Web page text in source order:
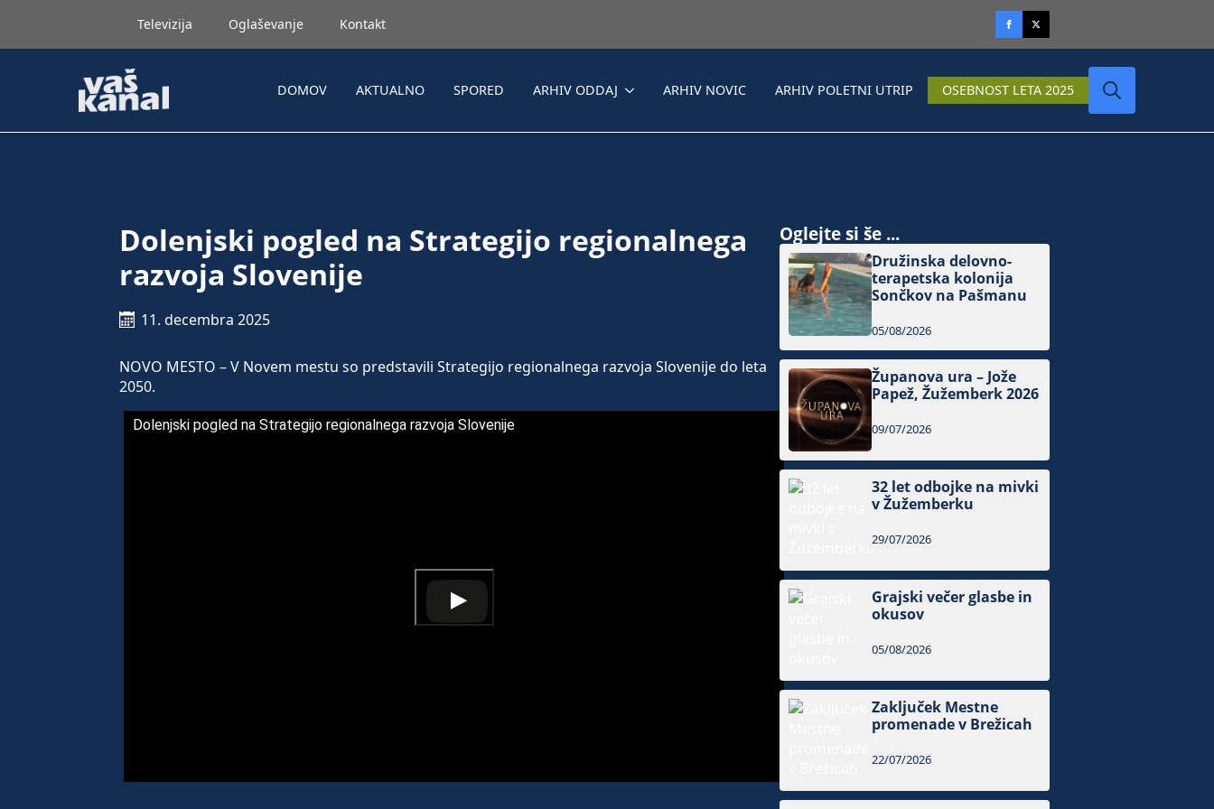
Televizija Oglaševanje Kontakt
DOMOV AKTUALNO SPORED ARHIV ODDAJ ARHIV NOVIC ARHIV POLETNI UTRIP OSEBNOST LETA 2025
Dolenjski pogled na Strategijo regionalnega
razvoja Slovenije
11. decembra 2025
NOVO MESTO – V Novem mestu so predstavili Strategijo regionalnega razvoja Slovenije do leta
2050.
Dolenjski pogled na Strategijo regionalnega razvoja Slovenije
Oglejte si še ...
Družinska delovno-
terapetska kolonija
Sončkov na Pašmanu
05/08/2026
Županova ura – Jože
Papež, Žužemberk 2026
09/07/2026
32 let odbojke na mivki
v Žužemberku
29/07/2026
Grajski večer glasbe in
okusov
05/08/2026
Zaključek Mestne
promenade v Brežicah
22/07/2026